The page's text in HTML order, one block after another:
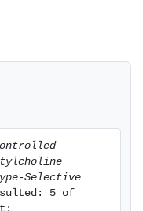
Selective
5 of